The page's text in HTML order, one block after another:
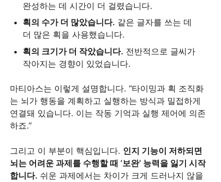
완성하는 데 시간이 더 걸렸습니다.
획의 수가 더 많았습니다. 같은 글자를 쓰는 데
더 많은 획을 사용했습니다.
획의 크기가 더 작았습니다. 전반적으로 글씨가
작아지는 경향이 있었습니다.
마티아스는 이렇게 설명합니다. “타이밍과 획 조직화
는 뇌가 행동을 계획하고 실행하는 방식과 밀접하게
연결돼 있습니다. 이는 작동 기억과 실행 제어에 의존
하죠.”
그리고 이 부분이 핵심입니다. 인지 기능이 저하되면
뇌는 어려운 과제를 수행할 때 ‘보완’ 능력을 잃기 시작
합니다. 쉬운 과제에서는 차이가 크게 드러나지 않을